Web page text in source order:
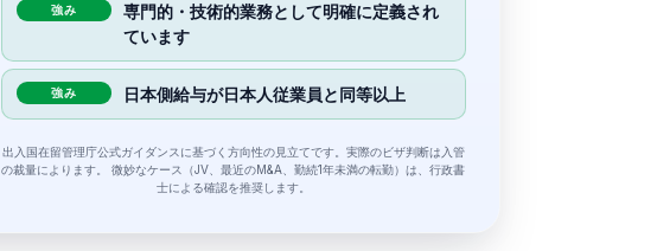
強み
専門的・技術的業務として明確に定義され
ています
強み 日本側給与が日本人従業員と同等以上
出入国在留管理庁公式ガイダンスに基づく方向性の見立てです。実際のビザ判断は入管
の裁量によります。 微妙なケース（JV、最近のM&A、勤続1年未満の転勤）は、行政書
士による確認を推奨します。